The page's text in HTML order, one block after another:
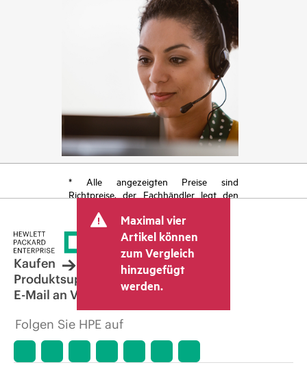
* Alle angezeigten Preise sind
Richtpreise, der Fachhändler legt den
kann weitere Gebühren wie
Mehrwertsteuer und Versandkosten
berücksichtigen. Der vom Fachhändler
festgelegte Transaktionspreis kann von
dem anderer Fachhändler und dem
angezeigten Richtpreis abweichen. Die
Richtpreise können zeitlich begrenzte
Sonderangebote enthalten. HPE behält
sich das Recht vor, jederzeit
Preisanpassungen vorzunehmen, u. a.
Marktbedingungen, der Einstellung von
Maximal vier
Artikel können
zum Vergleich
hinzugefügt
werden.
Kaufen
Produktsupport
E-Mail an Vertrieb
Folgen Sie HPE auf